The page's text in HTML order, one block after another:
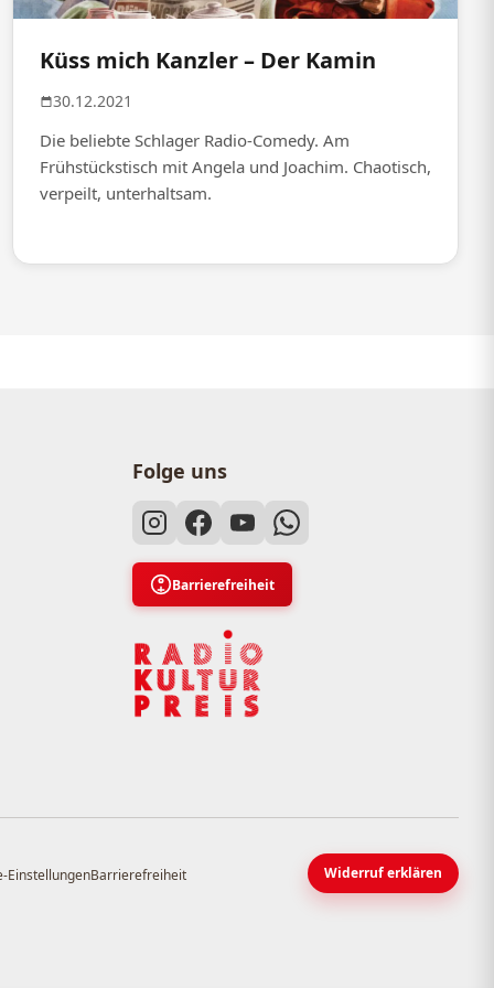
Küss mich Kanzler – Der Kamin
30.12.2021
Die beliebte Schlager Radio-Comedy. Am
Frühstückstisch mit Angela und Joachim. Chaotisch,
verpeilt, unterhaltsam.
Folge uns
Barrierefreiheit
EinstellungenBarrierefreiheit Widerruf erklären